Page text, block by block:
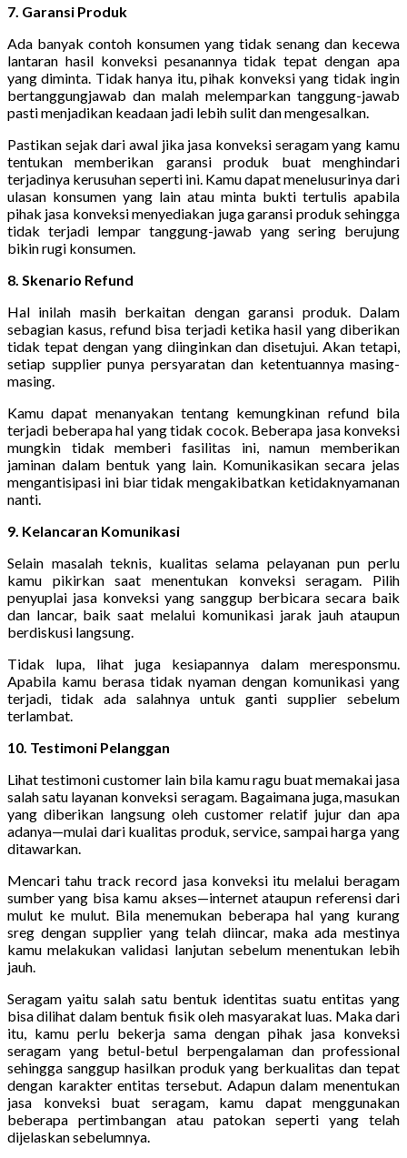
7. Garansi Produk
Ada banyak contoh konsumen yang tidak senang dan kecewa
lantaran hasil konveksi pesanannya tidak tepat dengan apa
yang diminta. Tidak hanya itu, pihak konveksi yang tidak ingin
bertanggungjawab dan malah melemparkan tanggung-jawab
pasti menjadikan keadaan jadi lebih sulit dan mengesalkan.
Pastikan sejak dari awal jika jasa konveksi seragam yang kamu
tentukan memberikan garansi produk buat menghindari
terjadinya kerusuhan seperti ini. Kamu dapat menelusurinya dari
ulasan konsumen yang lain atau minta bukti tertulis apabila
pihak jasa konveksi menyediakan juga garansi produk sehingga
tidak terjadi lempar tanggung-jawab yang sering berujung
bikin rugi konsumen.
8. Skenario Refund
Hal inilah masih berkaitan dengan garansi produk. Dalam
sebagian kasus, refund bisa terjadi ketika hasil yang diberikan
tidak tepat dengan yang diinginkan dan disetujui. Akan tetapi,
setiap supplier punya persyaratan dan ketentuannya masing-
masing.
Kamu dapat menanyakan tentang kemungkinan refund bila
terjadi beberapa hal yang tidak cocok. Beberapa jasa konveksi
mungkin tidak memberi fasilitas ini, namun memberikan
jaminan dalam bentuk yang lain. Komunikasikan secara jelas
mengantisipasi ini biar tidak mengakibatkan ketidaknyamanan
nanti.
9. Kelancaran Komunikasi
Selain masalah teknis, kualitas selama pelayanan pun perlu
kamu pikirkan saat menentukan konveksi seragam. Pilih
penyuplai jasa konveksi yang sanggup berbicara secara baik
dan lancar, baik saat melalui komunikasi jarak jauh ataupun
berdiskusi langsung.
Tidak lupa, lihat juga kesiapannya dalam meresponsmu.
Apabila kamu berasa tidak nyaman dengan komunikasi yang
terjadi, tidak ada salahnya untuk ganti supplier sebelum
terlambat.
10. Testimoni Pelanggan
Lihat testimoni customer lain bila kamu ragu buat memakai jasa
salah satu layanan konveksi seragam. Bagaimana juga, masukan
yang diberikan langsung oleh customer relatif jujur dan apa
adanya—mulai dari kualitas produk, service, sampai harga yang
ditawarkan.
Mencari tahu track record jasa konveksi itu melalui beragam
sumber yang bisa kamu akses—internet ataupun referensi dari
mulut ke mulut. Bila menemukan beberapa hal yang kurang
sreg dengan supplier yang telah diincar, maka ada mestinya
kamu melakukan validasi lanjutan sebelum menentukan lebih
jauh.
Seragam yaitu salah satu bentuk identitas suatu entitas yang
bisa dilihat dalam bentuk fisik oleh masyarakat luas. Maka dari
itu, kamu perlu bekerja sama dengan pihak jasa konveksi
seragam yang betul-betul berpengalaman dan professional
sehingga sanggup hasilkan produk yang berkualitas dan tepat
dengan karakter entitas tersebut. Adapun dalam menentukan
jasa konveksi buat seragam, kamu dapat menggunakan
beberapa pertimbangan atau patokan seperti yang telah
dijelaskan sebelumnya.